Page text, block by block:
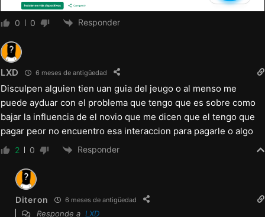
0 Responder
Diteron
Responde aLXD
Encontraste solucion? Estoy atorado igual en eso
0 0 Responder
Arepa de ayer 5 meses de antigüedad
A las 20:00 el está solo en la habitación de la tía
0 0 Responder